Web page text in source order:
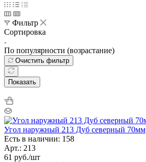
Фильтр
Сортировка
По популярности (возрастание)
Очистить фильтр
Показать
Угол наружный 213 Дуб северный 70мм
Есть в наличии: 158
Арт.: 213
61 руб./шт